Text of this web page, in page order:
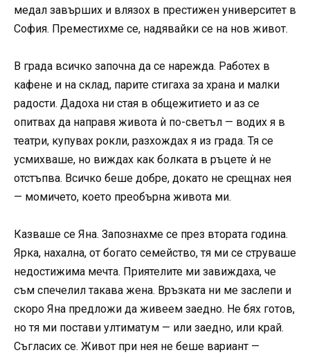
медал завърших и влязох в престижен университет в
София. Преместихме се, надявайки се на нов живот.
В града всичко започна да се нарежда. Работех в
кафене и на склад, парите стигаха за храна и малки
радости. Дадоха ни стая в общежитието и аз се
опитвах да направя живота ѝ по-светъл — водих я в
театри, купувах рокли, разхождах я из града. Тя се
усмихваше, но виждах как болката в ръцете ѝ не
отстъпва. Всичко беше добре, докато не срещнах нея
— момичето, което преобърна живота ми.
Казваше се Яна. Запознахме се през втората година.
Ярка, нахална, от богато семейство, тя ми се струваше
недостижима мечта. Приятелите ми завиждаха, че
съм спечелил такава жена. Връзката ни ме заслепи и
скоро Яна предложи да живеем заедно. Не бях готов,
но тя ми постави ултиматум — или заедно, или край.
Съгласих се. Живот при нея не беше вариант —